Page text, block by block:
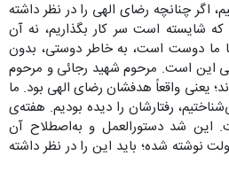
اگر چنانچه رضای الهی را در نظر داشته
شایسته است سر کار بگذاریم، نه آن
ما دوست است، به خاطر دوستی، بدون
است. مرحوم شهید رجائی و مرحوم
یعنی واقعاً هدفشان رضای الهی بود. ما
رفتارشان را دیده بودیم. هفته‌ی
این شد دستورالعمل و به‌اصطلاح آن
نوشته شده؛ باید این را در نظر داشته